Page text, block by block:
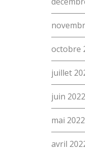
(Par
octobre
juillet
juin 2022
mai 2022
avril